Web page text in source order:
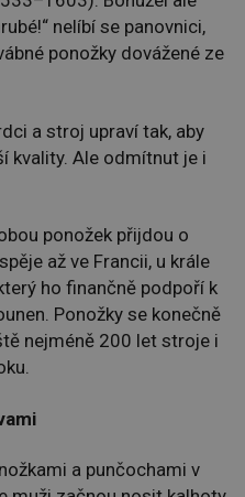
nelíbí se panovnici,
ponožky dovážené ze
a stroj upraví tak, aby
kvality. Ale odmítnut je i
ponožek přijdou o
až ve Francii, u krále
ho finančně podpoří k
Ponožky se konečně
nejméně 200 let stroje i
a punčochami v